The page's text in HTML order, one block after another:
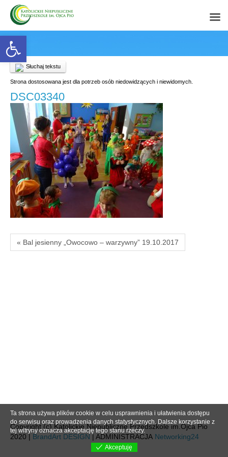
Open toolbar
Słuchaj tekstu
Strona dostosowana jest dla potrzeb osób niedowidzących i niewidomych.
DSC03340
« Bal jesienny „Owocowo – warzywny” 19.10.2017
Copyright (c) Katolickie Niepubliczne Przedszkole im.Ojca Pio
2020 | BrandArt DESIGN | ADMINISTRACJA Networking24
Ta strona używa plików cookie w celu usprawnienia i ułatwienia dostępu
do serwisu oraz prowadzenia danych statystycznych. Dalsze korzystanie z
tej witryny oznacza akceptację tego stanu rzeczy.
Akceptuję